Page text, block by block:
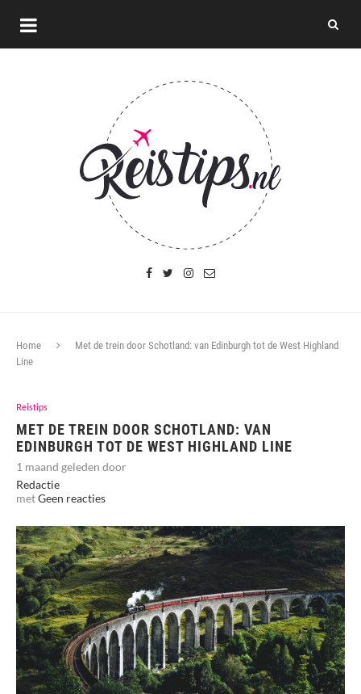
Home
Met de trein door Schotland: van Edinburgh tot de West Highland
Line
Reistips
MET DE TREIN DOOR SCHOTLAND: VAN
EDINBURGH TOT DE WEST HIGHLAND LINE
1 maand geleden door
Redactie
metGeen reacties